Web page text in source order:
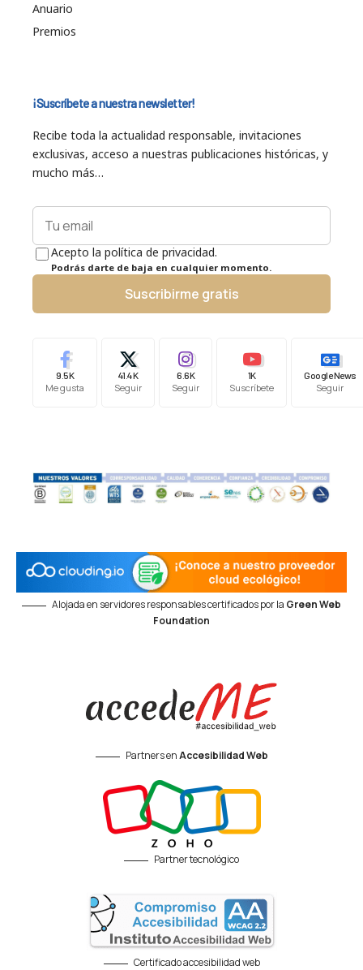
Anuario
Premios
¡Suscríbete a nuestra newsletter!
Recibe toda la actualidad responsable, invitaciones
exclusivas, acceso a nuestras publicaciones históricas, y
mucho más…
Acepto la política de privacidad.
Podrás darte de baja en cualquier momento.
Suscribirme gratis
9.5K
Me gusta
41.4K
Seguir
6.6K
Seguir
1K
Suscríbete
Google News
Seguir
Alojada en servidores responsables certificados por la Green Web
Foundation
Partners enAccesibilidad Web
Partner tecnológico
Certificado accesibilidad web